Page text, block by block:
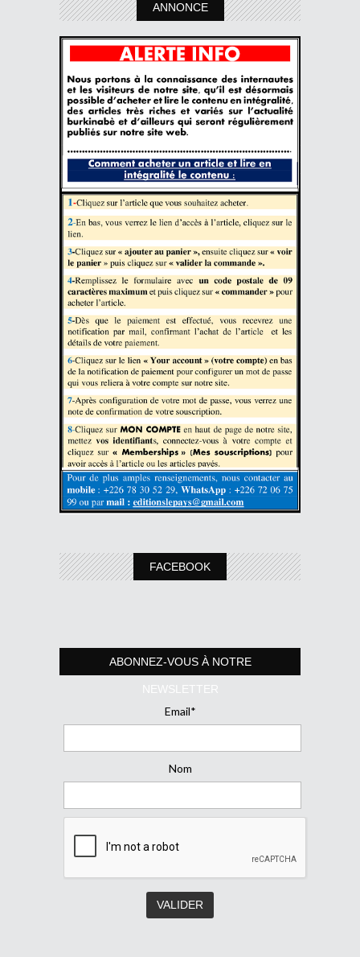
ANNONCE
FACEBOOK
ABONNEZ-VOUS À NOTRE
NEWSLETTER
Email*
Nom